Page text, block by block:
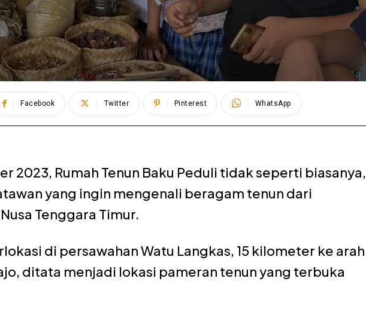
Facebook Twitter Pinterest WhatsApp
2023, Rumah Tenun Baku Peduli tidak seperti biasanya,
yang ingin mengenali beragam tenun dari
Tenggara Timur.
di persawahan Watu Langkas, 15 kilometer ke arah
ditata menjadi lokasi pameran tenun yang terbuka